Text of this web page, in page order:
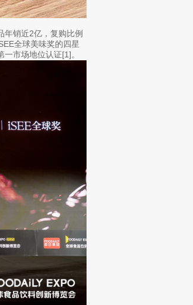
年销近2亿，复购比例
全球美味奖的四星
市场地位认证[1]。